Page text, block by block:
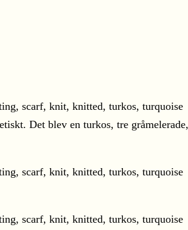
Det blev en turkos, tre